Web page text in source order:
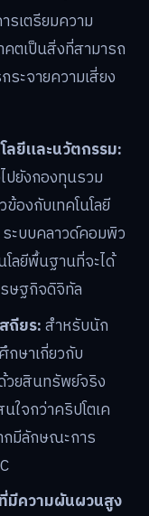
รเตรียมความ
ตเป็นสิ่งที่สามารถ
ระจายความเสี่ยง
ลยีและนวัตกรรม:
ยังกองทุนรวม
องกับเทคโนโลยี
ระบบคลาวด์คอมพิว
ลยีพื้นฐานที่จะได้
ษฐกิจดิจิทัล
ถียร:สำหรับนัก
ษาเกี่ยวกับ
วยสินทรัพย์จริง
ใจกว่าคริปโตเค
กมีลักษณะการ
มีความผันผวนสูง